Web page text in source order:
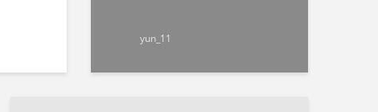
yun_11